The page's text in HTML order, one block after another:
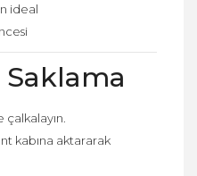
ideal
Saklama
kabına aktararak